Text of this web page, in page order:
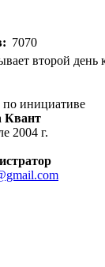
7070
второй день
по инициативе
Квант
2004 г.